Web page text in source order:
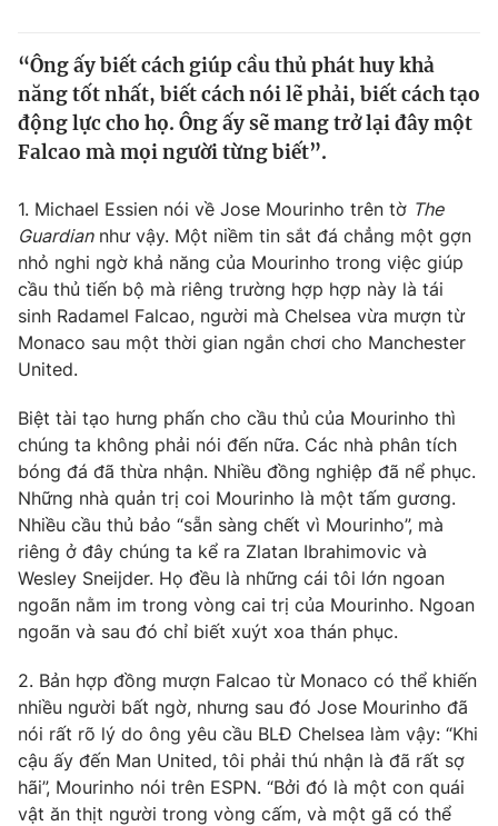
Y tế
Thế giới
Thế giới đó đây
Câu chuyện quốc tế
Kinh tế
Tài chính
Thị trường
Góc doanh nghiệp
Dữ liệu và đời sống
Truyền hình
Hậu trường
Nhân vật
Khán giả
Giải sao mai
Giải trí
Điện ảnh
Âm nhạc
Sao
Đời sống
Du lịch
Làm đẹp
Chất lượng cuộc sống
Giáo dục
Tuyển sinh
Học trực tuyến
Công nghệ
Hitech Công nghệ tương lai
Sản phẩm
Thị trường
Tư vấn
Lịch phát sóng
Chuyên mục khác
Giáo dục
“Ông ấy biết cách giúp cầu thủ phát huy khả
năng tốt nhất, biết cách nói lẽ phải, biết cách tạo
động lực cho họ. Ông ấy sẽ mang trở lại đây một
Falcao mà mọi người từng biết”.
1. Michael Essien nói về Jose Mourinho trên tờ The
Guardiannhư vậy. Một niềm tin sắt đá chẳng một gợn
nhỏ nghi ngờ khả năng của Mourinho trong việc giúp
cầu thủ tiến bộ mà riêng trường hợp hợp này là tái
sinh Radamel Falcao, người mà Chelsea vừa mượn từ
Monaco sau một thời gian ngắn chơi cho Manchester
United.
Biệt tài tạo hưng phấn cho cầu thủ của Mourinho thì
chúng ta không phải nói đến nữa. Các nhà phân tích
bóng đá đã thừa nhận. Nhiều đồng nghiệp đã nể phục.
Những nhà quản trị coi Mourinho là một tấm gương.
Nhiều cầu thủ bảo “sẵn sàng chết vì Mourinho”, mà
riêng ở đây chúng ta kể ra Zlatan Ibrahimovic và
Wesley Sneijder. Họ đều là những cái tôi lớn ngoan
ngoãn nằm im trong vòng cai trị của Mourinho. Ngoan
ngoãn và sau đó chỉ biết xuýt xoa thán phục.
2. Bản hợp đồng mượn Falcao từ Monaco có thể khiến
nhiều người bất ngờ, nhưng sau đó Jose Mourinho đã
nói rất rõ lý do ông yêu cầu BLĐ Chelsea làm vậy: “Khi
cậu ấy đến Man United, tôi phải thú nhận là đã rất sợ
hãi”, Mourinho nói trên ESPN. “Bởi đó là một con quái
vật ăn thịt người trong vòng cấm, và một gã có thể